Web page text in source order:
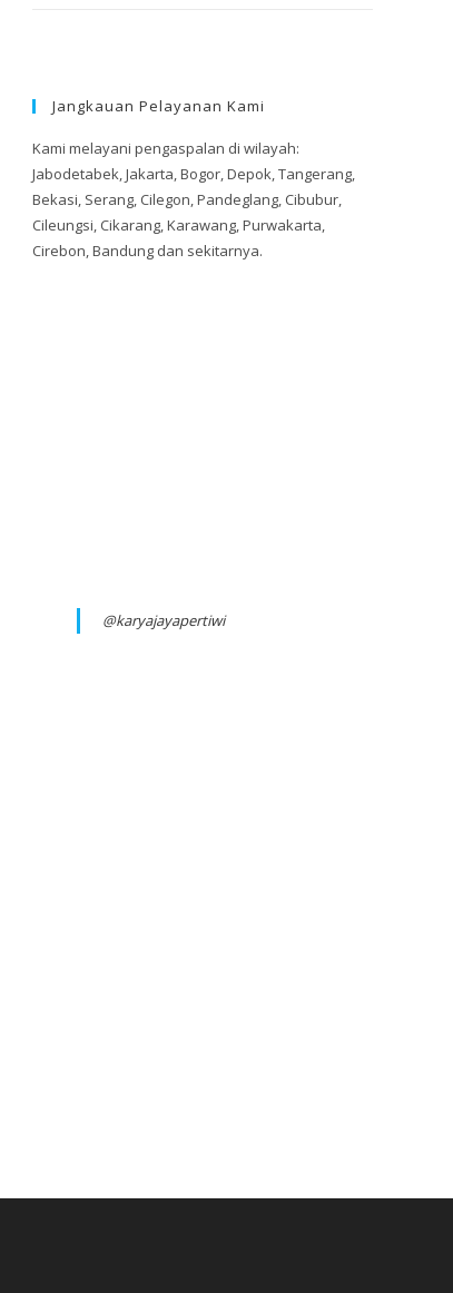
Jangkauan Pelayanan Kami
Kami melayani pengaspalan di wilayah:
Jabodetabek, Jakarta, Bogor, Depok, Tangerang,
Bekasi, Serang, Cilegon, Pandeglang, Cibubur,
Cileungsi, Cikarang, Karawang, Purwakarta,
Cirebon, Bandung dan sekitarnya.
@karyajayapertiwi